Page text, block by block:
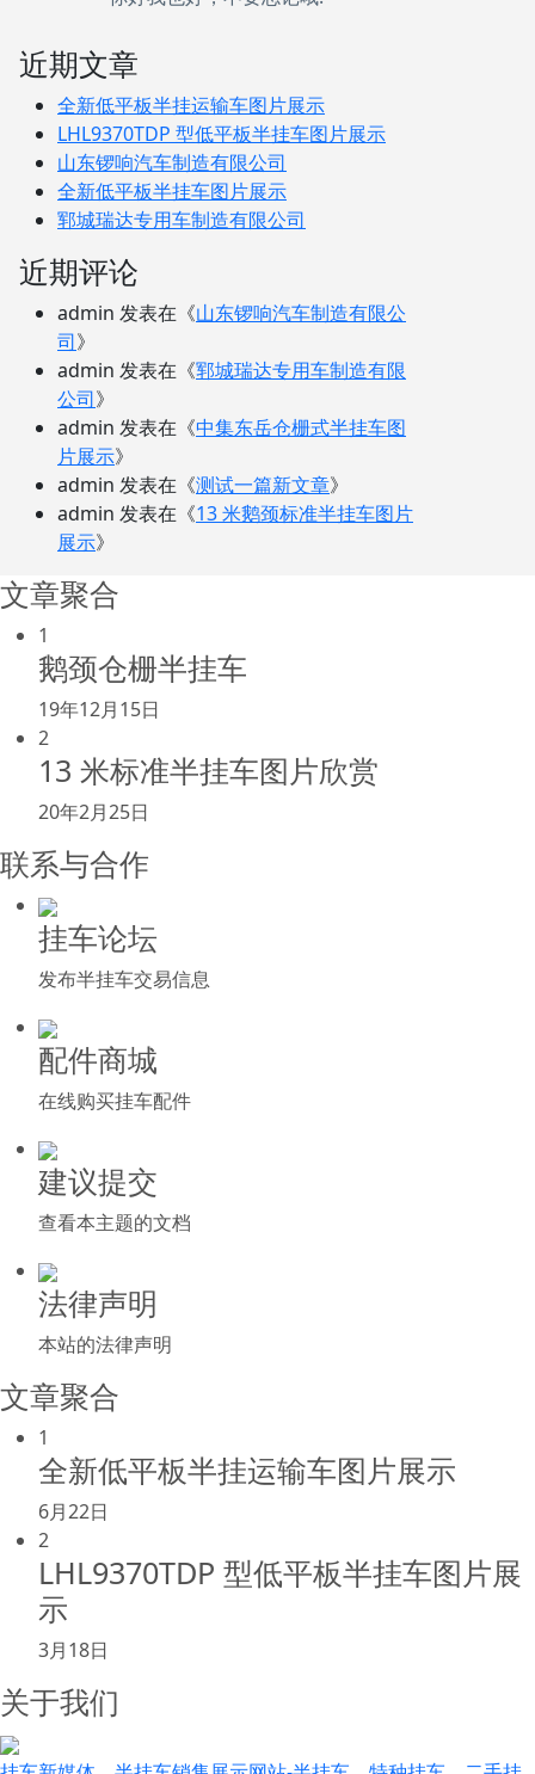
腰也不酸了！
工作也轻松了！
近期文章
全新低平板半挂运输车图片展示
LHL9370TDP 型低平板半挂车图片展示
山东锣响汽车制造有限公司
全新低平板半挂车图片展示
郓城瑞达专用车制造有限公司
近期评论
admin 发表在《山东锣响汽车制造有限公
司》
admin 发表在《郓城瑞达专用车制造有限
公司》
admin 发表在《中集东岳仓栅式半挂车图
片展示》
admin 发表在《测试一篇新文章》
admin 发表在《13 米鹅颈标准半挂车图片
展示》
文章聚合
1
鹅颈仓栅半挂车
19年12月15日
2
13 米标准半挂车图片欣赏
20年2月25日
联系与合作
挂车论坛
发布半挂车交易信息
配件商城
在线购买挂车配件
建议提交
查看本主题的文档
法律声明
本站的法律声明
文章聚合
1
全新低平板半挂运输车图片展示
6月22日
2
LHL9370TDP 型低平板半挂车图片展
示
3月18日
关于我们